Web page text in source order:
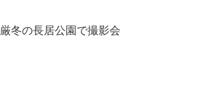
厳冬の長居公園で撮影会